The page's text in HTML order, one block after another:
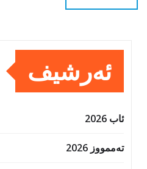
ئەرشیف
ئاب 2026
تەممووز 2026